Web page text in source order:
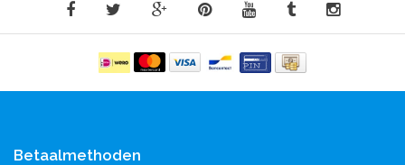
Betaalmethoden